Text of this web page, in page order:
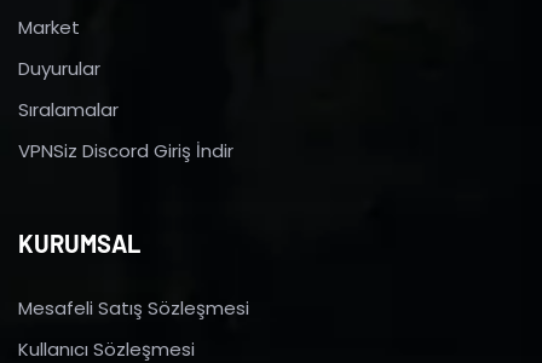
Market
Duyurular
Sıralamalar
VPNSiz Discord Giriş İndir
KURUMSAL
Mesafeli Satış Sözleşmesi
Kullanıcı Sözleşmesi